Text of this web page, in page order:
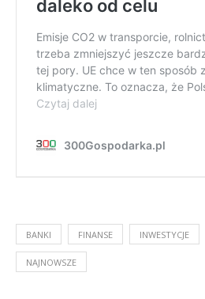
BANKI FINANSE INWESTYCJE
NAJNOWSZE